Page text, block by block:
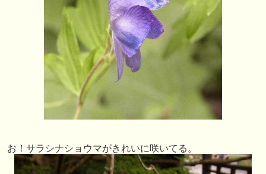
お！サラシナショウマがきれいに咲いてる。